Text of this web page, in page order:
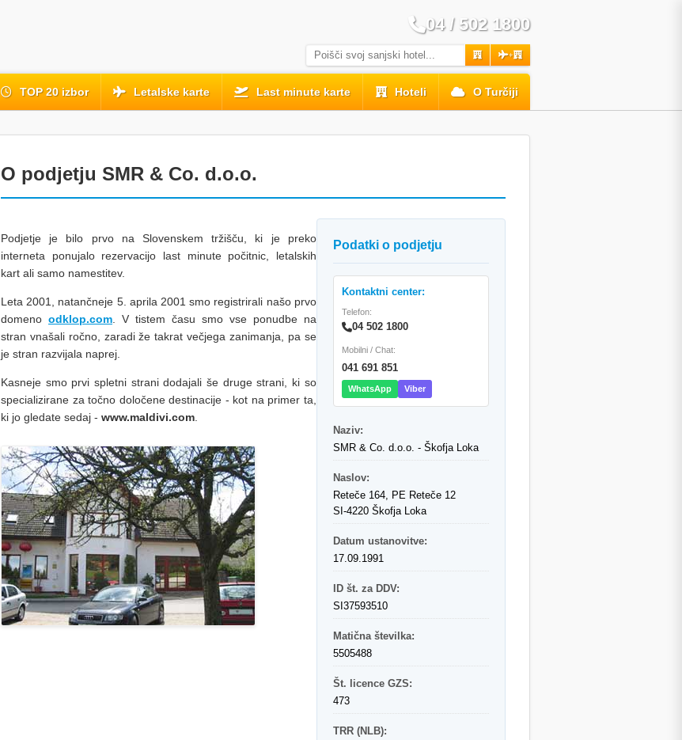
04 / 502 1800
+
TOP 20 izbor Letalske karte Last minute karte Hoteli O Turčiji
O podjetju SMR & Co. d.o.o.
Podjetje je bilo prvo na Slovenskem tržišču, ki je preko
interneta ponujalo rezervacijo last minute počitnic, letalskih
kart ali samo namestitev.
Leta 2001, natančneje 5. aprila 2001 smo registrirali našo prvo
domeno odklop.com. V tistem času smo vse ponudbe na
stran vnašali ročno, zaradi že takrat večjega zanimanja, pa se
je stran razvijala naprej.
Kasneje smo prvi spletni strani dodajali še druge strani, ki so
specializirane za točno določene destinacije - kot na primer ta,
ki jo gledate sedaj - www.maldivi.com
Podatki o podjetju
Kontaktni center:
Telefon:
04 502 1800
Mobilni / Chat:
041 691 851
WhatsApp Viber
Naziv:
SMR & Co. d.o.o. - Škofja Loka
Naslov:
Reteče 164, PE Reteče 12
SI-4220 Škofja Loka
Datum ustanovitve:
17.09.1991
ID št. za DDV:
SI37593510
Matična številka:
5505488
Št. licence GZS:
473
TRR (NLB):